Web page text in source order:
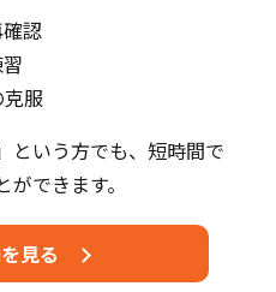
認
服
という方でも、短時間で
ができます。
見る